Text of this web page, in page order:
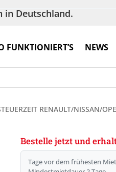
in Deutschland.
FUNKTIONIERT’S NEWS
RENAULT/NISSAN/
Bestelle jetzt und
Tage vor dem frühesten